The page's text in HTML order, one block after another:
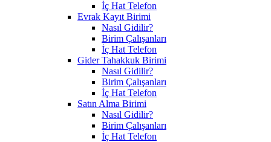
İç Hat Telefon
Evrak Kayıt Birimi
Nasıl Gidilir?
Birim Çalışanları
İç Hat Telefon
Gider Tahakkuk Birimi
Nasıl Gidilir?
Birim Çalışanları
İç Hat Telefon
Satın Alma Birimi
Nasıl Gidilir?
Birim Çalışanları
İç Hat Telefon